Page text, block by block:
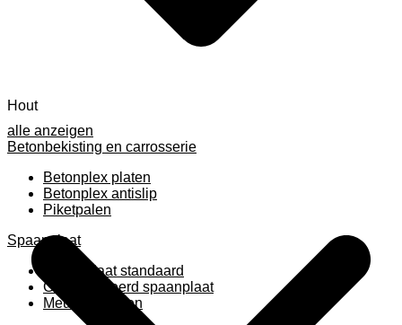
alle anzeigen
Betonbekisting en carrosserie
Betonplex platen
Betonplex antislip
Piketpalen
Spaanplaat
Spaanplaat standaard
Geplastificeerd spaanplaat
Meubelpanelen
Hout